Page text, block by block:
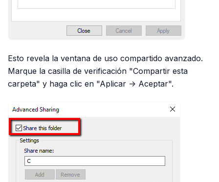
Esto revela la ventana de uso compartido avanzado.
Marque la casilla de verificación "Compartir esta
carpeta" y haga clic en "Aplicar -> Aceptar".